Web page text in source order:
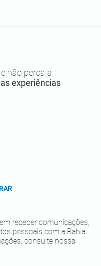
não perca a
experiências
receber comunicações,
pessoais com a Bahia
consulte nossa